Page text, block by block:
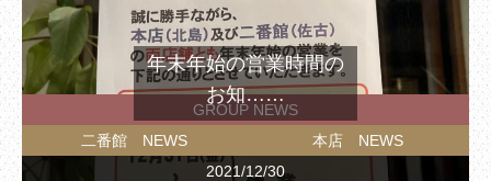
GROUP NEWS
二番館 NEWS
本店 NEWS
2021/12/30
年末年始の営業時間の
お知……